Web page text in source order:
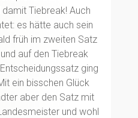
Tiebreak! Auch
es hätte auch sein
früh im zweiten Satz
auf den Tiebreak
ging
ein bisschen Glück
aber den Satz mit
und wohl